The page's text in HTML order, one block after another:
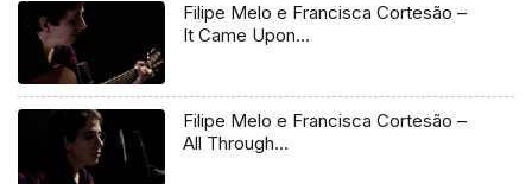
Filipe Melo e Francisca Cortesão –
It Came Upon…
Filipe Melo e Francisca Cortesão –
All Through…